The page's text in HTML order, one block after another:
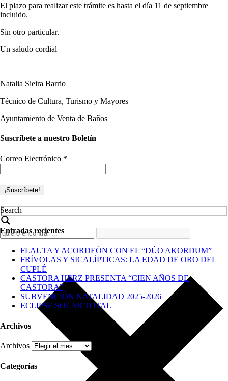
El plazo para realizar este trámite es hasta el día 11 de septiembre
incluido.
Sin otro particular.
Un saludo cordial
Natalia Sieira Barrio
Técnico de Cultura, Turismo y Mayores
Ayuntamiento de Venta de Baños
Suscríbete a nuestro Boletín
Correo Electrónico *
Search
Entradas recientes
FLAUTA Y ACORDEÓN CON EL “DÚO AKORDUM”
FRÍVOLAS Y SICALÍPTICAS: LA EDAD DE ORO DEL
CUPLÉ
CASTORA HERZ PRESENTA “CIEN AÑOS DE
CASTORA”
SUBVENCIÓN NATALIDAD 2025-2026
ECLIPSE SOLAR TOTAL
Archivos
Archivos
Categorías